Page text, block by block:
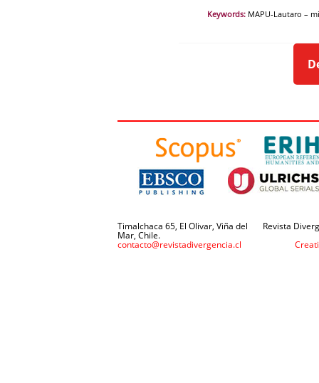
Keywords: MAPU-Lautaro –
Timalchaca 65, El Olivar, Viña del
Mar, Chile.
contacto@revistadivergencia.cl
Revista